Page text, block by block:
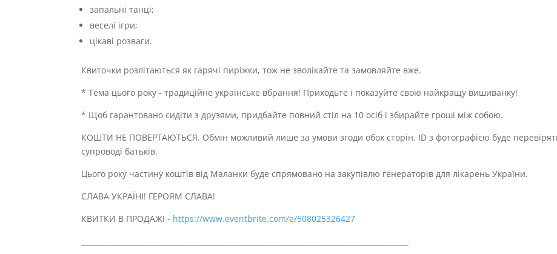
запальні танці;
веселі ігри;
цікаві розваги.
Квиточки розлітаються як гарячі пиріжки, тож не зволікайте та замовляйте вже.
* Тема цього року - традиційне українське вбрання! Приходьте і показуйте свою найкращу вишиванку!
* Щоб гарантовано сидіти з друзями, придбайте повний стіл на 10 осіб і збирайте гроші між собою.
КОШТИ НЕ ПОВЕРТАЮТЬСЯ. Обмін можливий лише за умови згоди обох сторін. ID з фотографією буде
супроводі батьків.
Цього року частину коштів від Маланки буде спрямовано на закупівлю генераторів для лікарень України.
СЛАВА УКРАЇНІ! ГЕРОЯМ СЛАВА!
КВИТКИ В ПРОДАЖІ - https://www.eventbrite.com/e/508025326427